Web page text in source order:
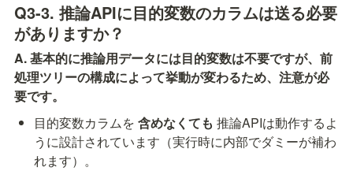
Q3-3. 推論APIに目的変数のカラムは送る必要
がありますか？
A. 基本的に推論用データには目的変数は不要ですが、前
処理ツリーの構成によって挙動が変わるため、注意が必
要です。
目的変数カラムを 含めなくても 推論APIは動作するよ
うに設計されています（実行時に内部でダミーが補わ
れます）。